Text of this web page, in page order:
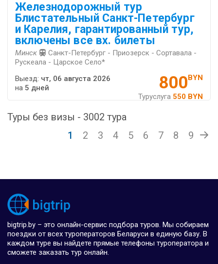
Железнодорожный тур
Блистательный Санкт-Петербург
и Карелия, гарантированный тур,
включены все вх. билеты
Минск
Санкт-Петербург - Приозерск - Сортавала -
Рускеала - Царское Село*
800BYN
Туруслуга 550 BYN
Выезд: чт, 06 августа 2026
на 5 дней
Туры без визы - 3002 тура
1
2 3 4 5 6 7 8 9
bigtrip.by – это онлайн-сервис подбора туров. Мы собираем
поездки от всех туроператоров Беларуси в единую базу. В
каждом туре вы найдете прямые телефоны туроператора и
сможете заказать тур онлайн.